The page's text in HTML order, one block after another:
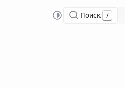
Поиск /